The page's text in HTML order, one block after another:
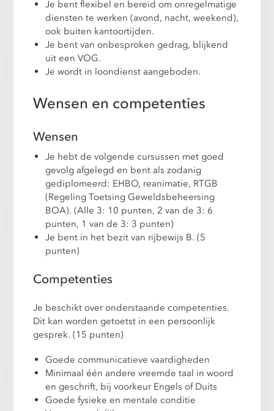
Je bent flexibel en bereid om onregelmatige
diensten te werken (avond, nacht, weekend),
ook buiten kantoortijden.
Je bent van onbesproken gedrag, blijkend
uit een VOG.
Je wordt in loondienst aangeboden.
Wensen en competenties
Wensen
Je hebt de volgende cursussen met goed
gevolg afgelegd en bent als zodanig
gediplomeerd: EHBO, reanimatie, RTGB
(Regeling Toetsing Geweldsbeheersing
BOA). (Alle 3: 10 punten, 2 van de 3: 6
punten, 1 van de 3: 3 punten)
Je bent in het bezit van rijbewijs B. (5
punten)
Competenties
Je beschikt over onderstaande competenties.
Dit kan worden getoetst in een persoonlijk
gesprek. (15 punten)
Goede communicatieve vaardigheden
Minimaal één andere vreemde taal in woord
en geschrift, bij voorkeur Engels of Duits
Goede fysieke en mentale conditie